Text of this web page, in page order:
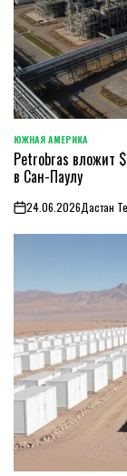
ОПУБЛИКОВАНО
В
ЮЖНАЯ АМЕРИКА
Petrobras вложит
в Сан-Паулу
on24.06.2026Дастан